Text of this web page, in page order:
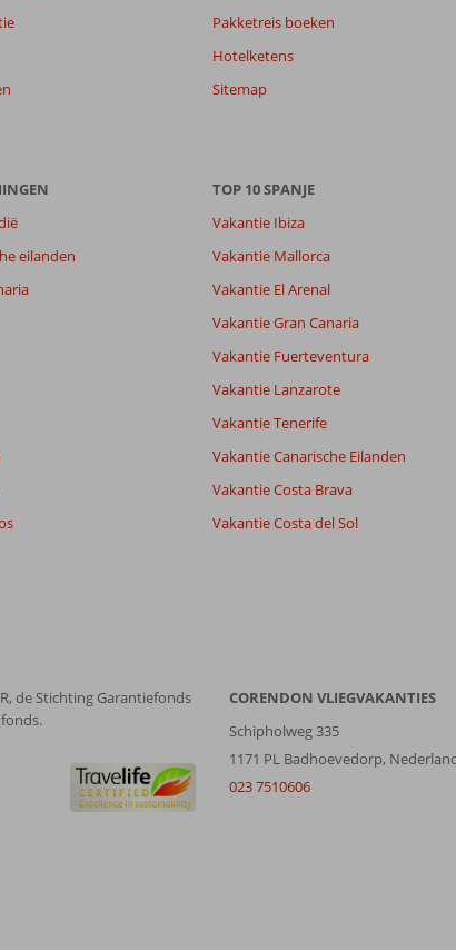
Pakketreis boeken
Hotelketens
Sitemap
eilanden
TOP 10 SPANJE
Vakantie Ibiza
Vakantie Mallorca
Vakantie El Arenal
Vakantie Gran Canaria
Vakantie Fuerteventura
Vakantie Lanzarote
Vakantie Tenerife
Vakantie Canarische Eilanden
Vakantie Costa Brava
Vakantie Costa del Sol
de Stichting Garantiefonds
CORENDON VLIEGVAKANTIES
Schipholweg 335
1171 PL Badhoevedorp,
023 7510606